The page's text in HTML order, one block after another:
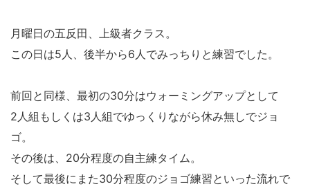
月曜日の五反田、上級者クラス。
この日は5人、後半から6人でみっちりと練習でした。
前回と同様、最初の30分はウォーミングアップとして
2人組もしくは3人組でゆっくりながら休み無しでジョ
ゴ。
その後は、20分程度の自主練タイム。
そして最後にまた30分程度のジョゴ練習といった流れで